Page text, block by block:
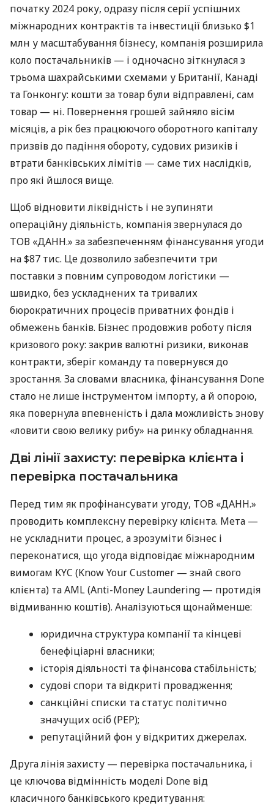
початку 2024 року, одразу після серії успішних
міжнародних контрактів та інвестиції близько $1
млн у масштабування бізнесу, компанія розширила
коло постачальників — і одночасно зіткнулася з
трьома шахрайськими схемами у Британії, Канаді
та Гонконгу: кошти за товар були відправлені, сам
товар — ні. Повернення грошей зайняло вісім
місяців, а рік без працюючого оборотного капіталу
призвів до падіння обороту, судових ризиків і
втрати банківських лімітів — саме тих наслідків,
про які йшлося вище.
Щоб відновити ліквідність і не зупиняти
операційну діяльність, компанія звернулася до
ТОВ «ДАНН.» за забезпеченням фінансування угоди
на $87 тис. Це дозволило забезпечити три
поставки з повним супроводом логістики —
швидко, без ускладнених та тривалих
бюрократичних процесів приватних фондів і
обмежень банків. Бізнес продовжив роботу після
кризового року: закрив валютні ризики, виконав
контракти, зберіг команду та повернувся до
зростання. За словами власника, фінансування Done
стало не лише інструментом імпорту, а й опорою,
яка повернула впевненість і дала можливість знову
«ловити свою велику рибу» на ринку обладнання.
Дві лінії захисту: перевірка клієнта і
перевірка постачальника
Перед тим як профінансувати угоду, ТОВ «ДАНН.»
проводить комплексну перевірку клієнта. Мета —
не ускладнити процес, а зрозуміти бізнес і
переконатися, що угода відповідає міжнародним
вимогам KYC (Know Your Customer — знай свого
клієнта) та AML (Anti-Money Laundering — протидія
відмиванню коштів). Аналізуються щонайменше:
юридична структура компанії та кінцеві
бенефіціарні власники;
історія діяльності та фінансова стабільність;
судові спори та відкриті провадження;
санкційні списки та статус політично
значущих осіб (PEP);
репутаційний фон у відкритих джерелах.
Друга лінія захисту — перевірка постачальника, і
це ключова відмінність моделі Done від
класичного банківського кредитування: